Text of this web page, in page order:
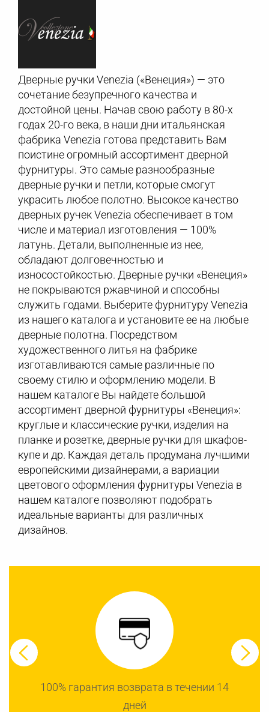
Дверные ручки Venezia («Венеция») — это
сочетание безупречного качества и
достойной цены. Начав свою работу в 80-х
годах 20-го века, в наши дни итальянская
фабрика Venezia готова представить Вам
поистине огромный ассортимент дверной
фурнитуры. Это самые разнообразные
дверные ручки и петли, которые смогут
украсить любое полотно. Высокое качество
дверных ручек Venezia обеспечивает в том
числе и материал изготовления — 100%
латунь. Детали, выполненные из нее,
обладают долговечностью и
износостойкостью. Дверные ручки «Венеция»
не покрываются ржавчиной и способны
служить годами. Выберите фурнитуру Venezia
из нашего каталога и установите ее на любые
дверные полотна. Посредством
художественного литья на фабрике
изготавливаются самые различные по
своему стилю и оформлению модели. В
нашем каталоге Вы найдете большой
ассортимент дверной фурнитуры «Венеция»:
круглые и классические ручки, изделия на
планке и розетке, дверные ручки для шкафов-
купе и др. Каждая деталь продумана лучшими
европейскими дизайнерами, а вариации
цветового оформления фурнитуры Venezia в
нашем каталоге позволяют подобрать
идеальные варианты для различных
дизайнов.
100% гарантия возврата в течении 14
дней